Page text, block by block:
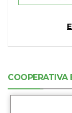
COOPERATIVA